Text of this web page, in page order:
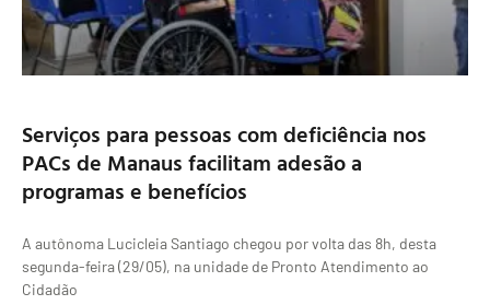
Serviços para pessoas com deficiência nos
PACs de Manaus facilitam adesão a
programas e benefícios
A autônoma Lucicleia Santiago chegou por volta das 8h, desta
segunda-feira (29/05), na unidade de Pronto Atendimento ao
Cidadão